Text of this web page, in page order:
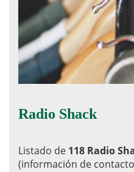
Radio Shack
Listado de 118 Radio
(información de